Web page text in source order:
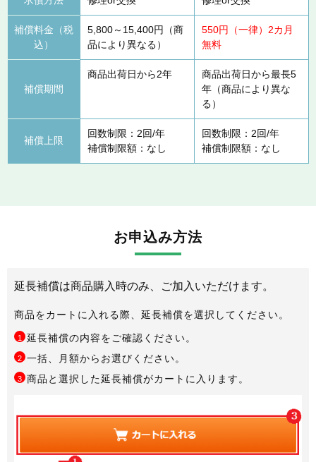
補償料金（税
込）
5,800～15,400円（商
品により異なる）
550円（一律）2カ月
無料
補償期間
商品出荷日から2年
商品出荷日から最長5
年（商品により異な
る）
補償上限
回数制限：2回/年
補償制限額：なし
回数制限：2回/年
補償制限額：なし
お申込み方法
延長補償は商品購入時のみ、ご加入いただけます。
商品をカートに入れる際、延長補償を選択してください。
1 延長補償の内容をご確認ください。
2 一括、月額からお選びください。
3 商品と選択した延長補償がカートに入ります。